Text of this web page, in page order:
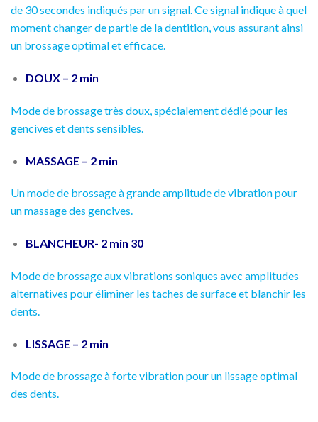
de 30 secondes indiqués par un signal. Ce signal indique à quel
moment changer de partie de la dentition, vous assurant ainsi
un brossage optimal et efficace.
DOUX – 2 min
Mode de brossage très doux, spécialement dédié pour les
gencives et dents sensibles.
MASSAGE – 2 min
Un mode de brossage à grande amplitude de vibration pour
un massage des gencives.
BLANCHEUR- 2 min 30
Mode de brossage aux vibrations soniques avec amplitudes
alternatives pour éliminer les taches de surface et blanchir les
dents.
LISSAGE – 2 min
Mode de brossage à forte vibration pour un lissage optimal
des dents.